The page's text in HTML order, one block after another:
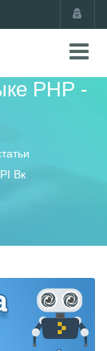
PHP -
Вк